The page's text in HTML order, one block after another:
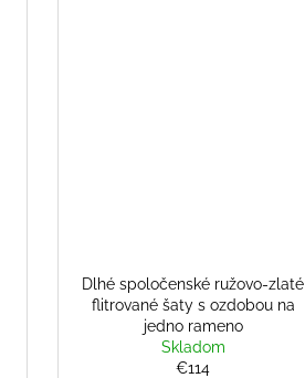
Dlhé spoločenské ružovo-zlaté
flitrované šaty s ozdobou na
jedno rameno
Skladom
€114